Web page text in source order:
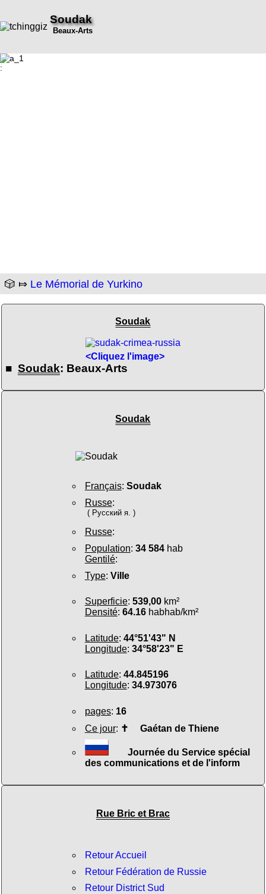
Soudak
Beaux-Arts
:
🎲 ⤇ Le Mémorial de Yurkino
Soudak
<Cliquez l'image>
■ Soudak: Beaux-Arts
Soudak
Français: Soudak
Russe:
( Русский я. )
Russe:
Population: 34 584hab
Gentilé:
Type: Ville
Superficie: 539,00km²
Densité: 64.16habhab/km²
Latitude: 44°51'43" N
Longitude: 34°58'23" E
Latitude: 44.845196
Longitude: 34.973076
pages: 16
Ce jour: ✝ Gaétan de Thiene
Journée du Service spécial
des communications et de l'inform
Rue Bric et Brac
Retour Accueil
Retour Fédération de Russie
Retour District Sud